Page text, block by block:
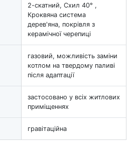
2-скатний, Схил 40° ,
Кроквяна система
дерев'яна, покрівля з
керамічної черепиці
газовий, можливість заміни
котлом на твердому паливі
після адаптації
застосовано у всіх житлових
приміщеннях
гравітаційна